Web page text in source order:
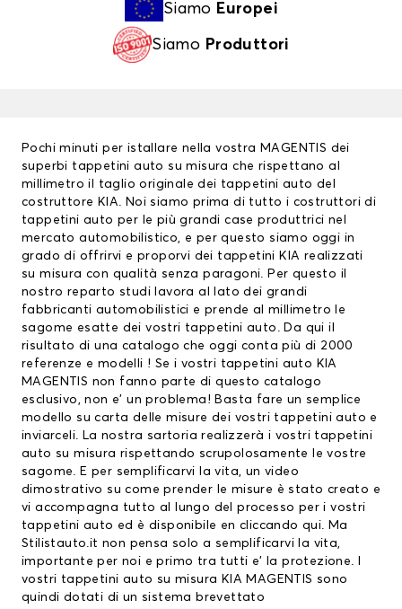
Siamo Europei
Siamo Produttori
Pochi minuti per istallare nella vostra MAGENTIS dei
superbi tappetini auto su misura che rispettano al
millimetro il taglio originale dei tappetini auto del
costruttore KIA. Noi siamo prima di tutto i costruttori di
tappetini auto per le più grandi case produttrici nel
mercato automobilistico, e per questo siamo oggi in
grado di offrirvi e proporvi dei tappetini KIA realizzati
su misura con qualità senza paragoni. Per questo il
nostro reparto studi lavora al lato dei grandi
fabbricanti automobilistici e prende al millimetro le
sagome esatte dei vostri tappetini auto. Da qui il
risultato di una catalogo che oggi conta più di 2000
referenze e modelli ! Se i vostri tappetini auto KIA
MAGENTIS non fanno parte di questo catalogo
esclusivo, non e’ un problema! Basta fare un semplice
modello su carta delle misure dei vostri tappetini auto e
inviarceli. La nostra sartoria realizzerà i vostri tappetini
auto su misura rispettando scrupolosamente le vostre
sagome. E per semplificarvi la vita, un video
dimostrativo su come prender le misure è stato creato e
vi accompagna tutto al lungo del processo per i vostri
tappetini auto ed è disponibile en cliccando qui. Ma
Stilistauto.it non pensa solo a semplificarvi la vita,
importante per noi e primo tra tutti e’ la protezione. I
vostri tappetini auto su misura KIA MAGENTIS sono
quindi dotati di un sistema brevettato